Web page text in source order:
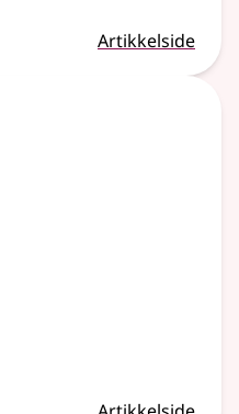
Artikkelside